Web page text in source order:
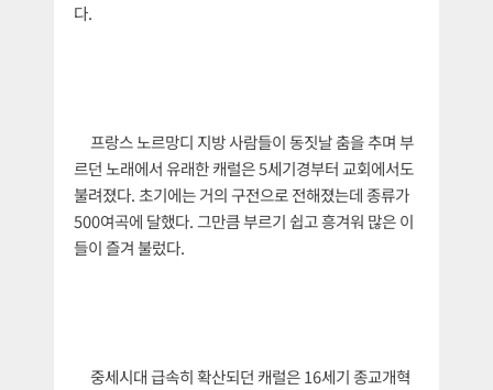
다.
프랑스 노르망디 지방 사람들이 동짓날 춤을 추며 부
르던 노래에서 유래한 캐럴은 5세기경부터 교회에서도
불려졌다. 초기에는 거의 구전으로 전해졌는데 종류가
500여곡에 달했다. 그만큼 부르기 쉽고 흥겨워 많은 이
들이 즐겨 불렀다.
중세시대 급속히 확산되던 캐럴은 16세기 종교개혁